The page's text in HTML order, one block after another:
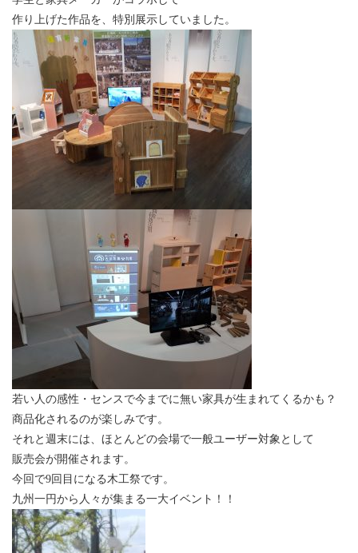
作り上げた作品を、特別展示していました。
若い人の感性・センスで今までに無い家具が生まれてくるかも？
商品化されるのが楽しみです。
それと週末には、ほとんどの会場で一般ユーザー対象として
販売会が開催されます。
今回で9回目になる木工祭です。
九州一円から人々が集まる一大イベント！！